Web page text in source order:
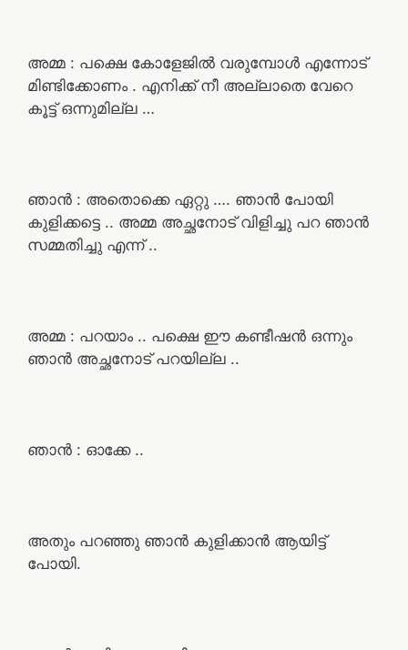
അമ്മ : പക്ഷെ കോളേജിൽ വരുമ്പോൾ എന്നോട്
മിണ്ടിക്കോണം . എനിക്ക് നീ അല്ലാതെ വേറെ
കൂട്ട് ഒന്നുമില്ല …
ഞാൻ : അതൊക്കെ ഏറ്റു …. ഞാൻ പോയി
കുളിക്കട്ടെ .. അമ്മ അച്ഛനോട് വിളിച്ചു പറ ഞാൻ
സമ്മതിച്ചു എന്ന് ..
അമ്മ : പറയാം .. പക്ഷെ ഈ കണ്ടീഷൻ ഒന്നും
ഞാൻ അച്ഛനോട് പറയില്ല ..
ഞാൻ : ഓക്കേ ..
അതും പറഞ്ഞു ഞാൻ കുളിക്കാൻ ആയിട്ട്
പോയി.